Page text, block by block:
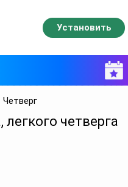
Четверг
четверга
Установить